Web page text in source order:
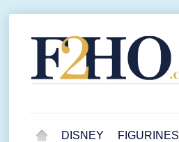
DISNEY FIGURINES